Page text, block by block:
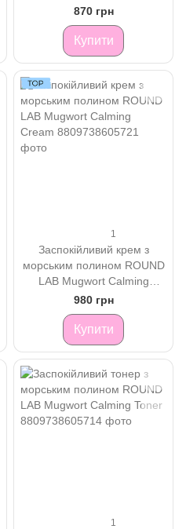
Cleansing Oil 200 ml
870 грн
Купити
1
Заспокійливий крем з
морським полином ROUND
LAB Mugwort Calming
Cream
980 грн
Купити
1